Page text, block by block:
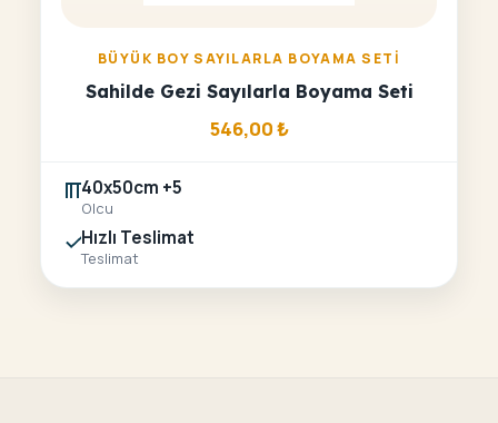
BÜYÜK BOY SAYILARLA BOYAMA SETI
Sahilde Gezi Sayılarla Boyama Seti
546,00₺
40x50cm +5
Olcu
Hızlı Teslimat
Teslimat